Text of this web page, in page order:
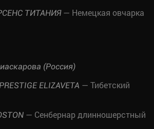
ТИТАНИЯ— Немецкая овчарка
(Россия)
ELIZAVETA — Тибетский
— Сенбернар длинношерстный